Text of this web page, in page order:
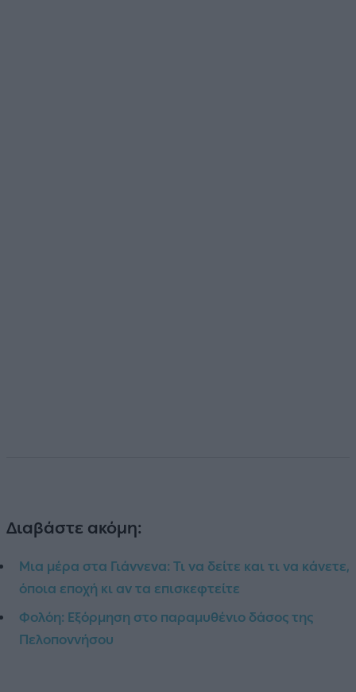
Διαβάστε ακόμη:
Μια μέρα στα Γιάννενα: Τι να δείτε και τι να κάνετε,
όποια εποχή κι αν τα επισκεφτείτε
Φολόη: Εξόρμηση στο παραμυθένιο δάσος της
Πελοποννήσου